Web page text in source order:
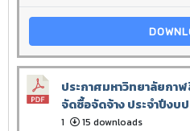
ประกาศมหาวิทยาลัยกา
จัดซื้อจัดจ้าง ประจำปีง
1 15 downloads